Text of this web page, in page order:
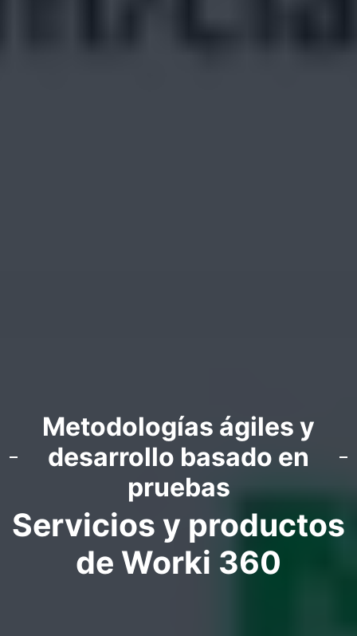
Metodologías ágiles y
desarrollo basado en
pruebas
Servicios y productos
de Worki 360